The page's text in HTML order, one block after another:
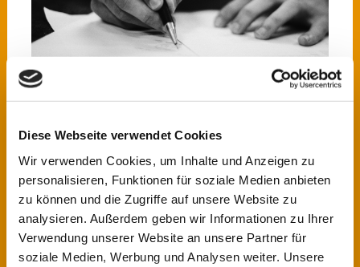
Diese Webseite verwendet Cookies
Wir verwenden Cookies, um Inhalte und Anzeigen zu
personalisieren, Funktionen für soziale Medien anbieten
zu können und die Zugriffe auf unsere Website zu
analysieren. Außerdem geben wir Informationen zu Ihrer
Verwendung unserer Website an unsere Partner für
soziale Medien, Werbung und Analysen weiter. Unsere
Translations into German, English,
Spanish
Certified translations, interpreting, specialized and
express translations